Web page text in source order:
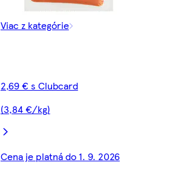
Viac z kategórie
2,69 € s Clubcard
(3,84 €/kg)
Cena je platná do 1. 9. 2026